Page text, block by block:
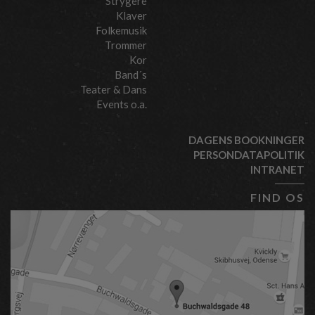
Klaver
Folkemusik
Trommer
Kor
Band´s
Teater & Dans
Events o.a.
DAGENS BOOKNINGER
PERSONDATAPOLITIK
INTRANET
FIND OS